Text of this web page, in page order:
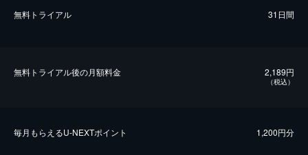
無料トライアル 31日間
無料トライアル後の⽉額料金 2,189円
（税込）
毎⽉もらえるU-NEXTポイント 1,200円分